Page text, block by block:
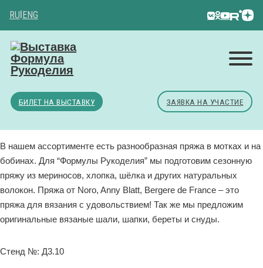
RU ENG
БИЛЕТ НА ВЫСТАВКУ ЗАЯВКА НА УЧАСТИЕ
В нашем ассортименте есть разнообразная пряжа в мотках и на
бобинах. Для “Формулы Рукоделия” мы подготовим сезонную
пряжу из мериносов, хлопка, шёлка и других натуральных
волокон. Пряжа от Noro, Anny Blatt, Bergere de France – это
пряжа для вязания с удовольствием! Так же мы предложим
оригинальные вязаные шали, шапки, береты и снуды.
Стенд №: Д3.10